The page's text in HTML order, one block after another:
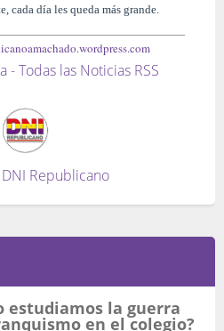
cada día les queda más grande.
- Todas las Noticias RSS
Republicano
estudiamos la guerra
en el colegio?